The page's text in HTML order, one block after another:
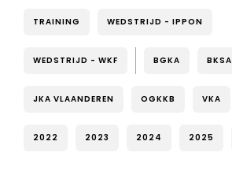
TRAINING WEDSTRIJD - IPPON
WEDSTRIJD - WKF BGKA BKSA
JKA VLAANDEREN OGKKB VKA
2022 2023 2024 2025